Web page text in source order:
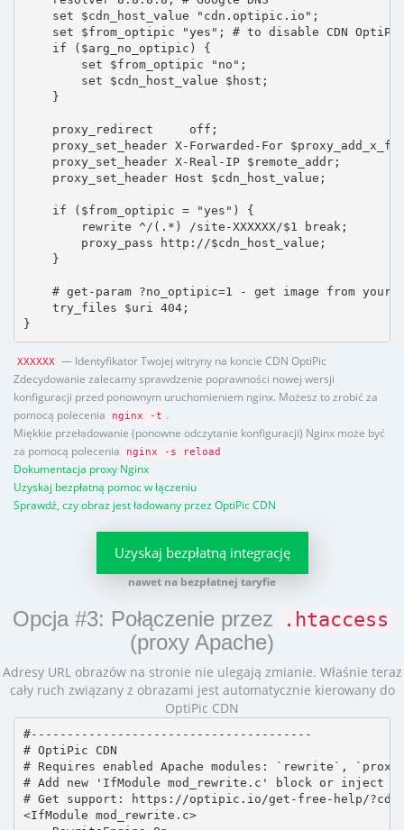
    set $cdn_host_value "cdn.optipic.io";
set $from_optipic "yes"; # to disable CDN
    if ($arg_no_optipic) {
        set $from_optipic "no";
        set $cdn_host_value $host;
    }
    proxy_redirect     off;
proxy_set_header X-Forwarded-For
    proxy_set_header X-Real-IP $remote_addr;
    proxy_set_header Host $cdn_host_value;
    if ($from_optipic = "yes") {
        rewrite ^/(.*) /site-XXXXXX/$1 break;
        proxy_pass http://$cdn_host_value;
    }
# get-param ?no_optipic=1 - get image from your
    try_files $uri 404;
}
XXXXXX
— Identyfikator Twojej witryny na koncie CDN OptiPic
Zdecydowanie zalecamy sprawdzenie poprawności nowej wersji
konfiguracji przed ponownym uruchomieniem nginx. Możesz to zrobić za
pomocą polecenia
nginx -t .
Miękkie przeładowanie (ponowne odczytanie konfiguracji) Nginx może być
za pomocą polecenia
nginx -s reload
Dokumentacja proxy Nginx
Uzyskaj bezpłatną pomoc w łączeniu
Sprawdź, czy obraz jest ładowany przez OptiPic CDN
Uzyskaj bezpłatną integrację
nawet na bezpłatnej taryfie
Opcja #3: Połączenie przez .htaccess
(proxy Apache)
Adresy URL obrazów na stronie nie ulegają zmianie. Właśnie teraz
cały ruch związany z obrazami jest automatycznie kierowany do
OptiPic CDN
#---------------------------------------
# OptiPic CDN
# Requires enabled Apache modules: `rewrite`,
# Add new 'IfModule mod_rewrite.c' block or inject
# Get support: https://optipic.io/get-free-help/
<IfModule mod_rewrite.c>